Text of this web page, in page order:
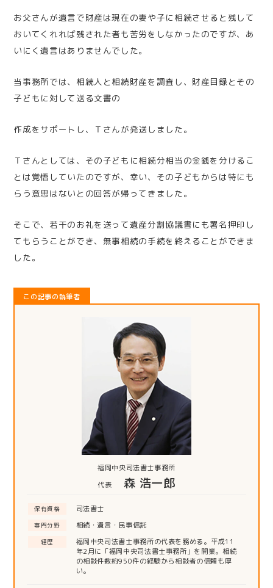
お父さんが遺言で財産は現在の妻や子に相続させると残して
おいてくれれば残された者も苦労をしなかったのですが、あ
いにく遺言はありませんでした。
当事務所では、相続人と相続財産を調査し、財産目録とその
子どもに対して送る文書の
作成をサポートし、Ｔさんが発送しました。
Ｔさんとしては、その子どもに相続分相当の金銭を分けるこ
とは覚悟していたのですが、幸い、その子どもからは特にも
らう意思はないとの回答が帰ってきました。
そこで、若干のお礼を送って遺産分割協議書にも署名押印し
てもらうことができ、無事相続の手続を終えることができま
した。
この記事の執筆者
福岡中央司法書士事務所
代表
森 浩一郎
保有資格 司法書士
専門分野 相続・遺言・民事信託
経歴
福岡中央司法書士事務所の代表を務める。平成11
年2月に「福岡中央司法書士事務所」を開業。相続
の相談件数約950件の経験から相談者の信頼も厚
い。